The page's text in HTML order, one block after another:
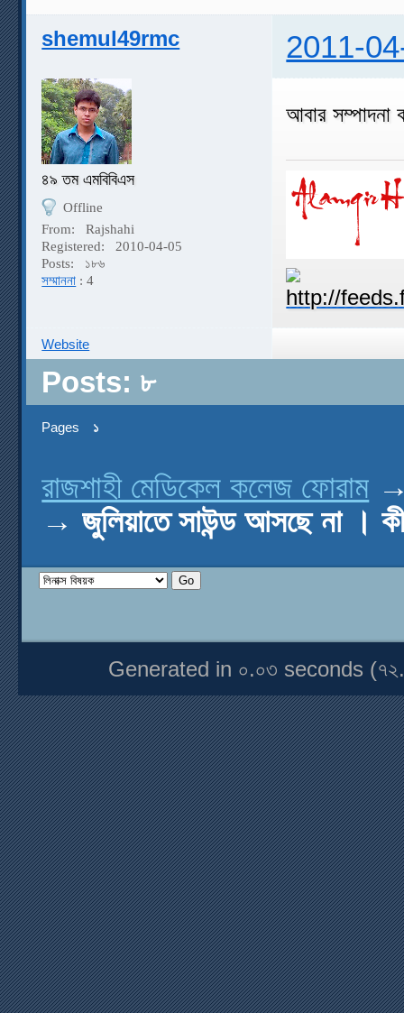
shemul49rmc 2011-
৪৯ তম এমবিবিএস
Offline
From:
Rajshahi
Registered:
2010-04-05
Posts:
১৮৬
সম্মাননা : 4
আবার
Website
Posts: ৮
Pages ১
রাজশাহী মেডিকেল কলেজ ফোরাম
→জুলিয়াতে সাউন্ড আসছে না ।
Generated in ০.০৩ seconds